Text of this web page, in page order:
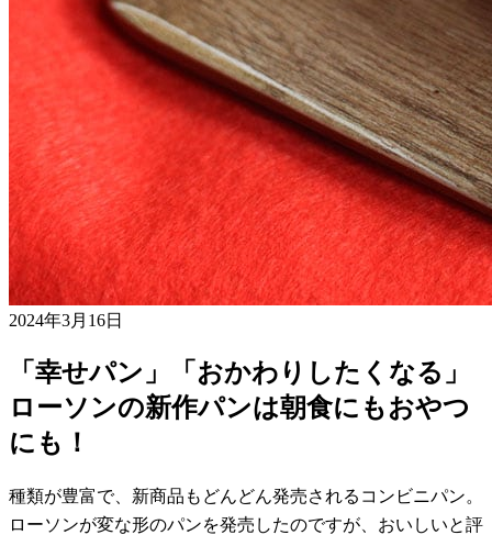
2024年3月16日
「幸せパン」「おかわりしたくなる」
ローソンの新作パンは朝食にもおやつ
にも！
種類が豊富で、新商品もどんどん発売されるコンビニパン。
ローソンが変な形のパンを発売したのですが、おいしいと評